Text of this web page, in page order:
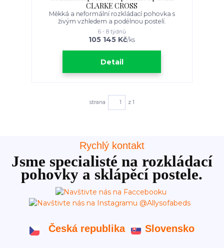
CLARKE CROSS
Měkká a neformální rozkládací pohovka s
živým vzhledem a podélnou postelí.
105 145 Kč/ks
6 - 8 týdnů
Detail
strana z 1
Rychlý kontakt
Jsme specialisté na rozkládací
pohovky a sklápěcí postele.
Česká republika Slovensko